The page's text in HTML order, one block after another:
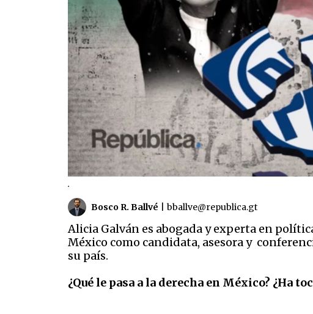
.
Bosco R. Ballvé bballve@republica.gt
Alicia Galván es abogada y experta en
México como candidata, asesora y
su país.
¿Qué le pasa a la derecha en México? ¿Ha